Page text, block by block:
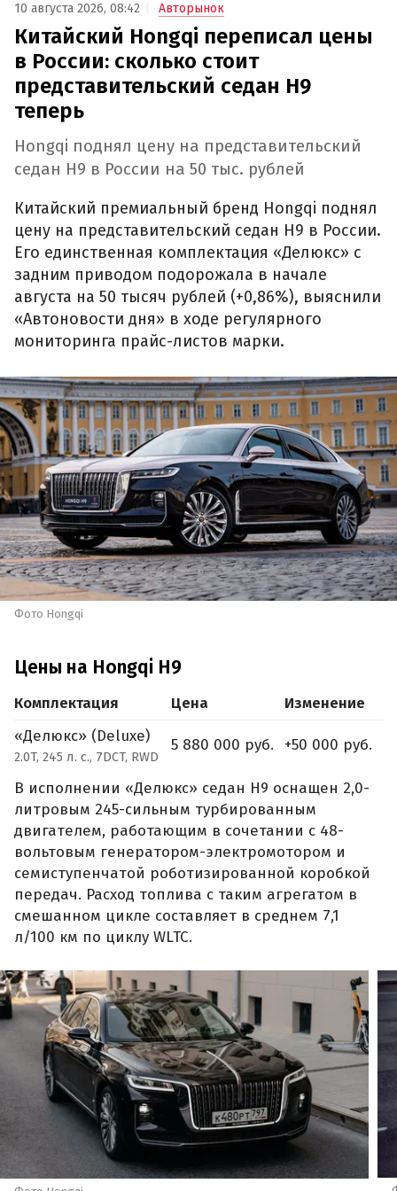
10 августа 2026, 08:42 Авторынок
Китайский Hongqi переписал цены
в России: сколько стоит
представительский седан H9
теперь
Hongqi поднял цену на представительский
седан H9 в России на 50 тыс. рублей
Китайский премиальный бренд Hongqi поднял
цену на представительский седан H9 в России.
Его единственная комплектация «Делюкс» с
задним приводом подорожала в начале
августа на 50 тысяч рублей (+0,86%), выяснили
«Автоновости дня» в ходе регулярного
мониторинга прайс-листов марки.
Фото Hongqi
Цены на Hongqi H9
Комплектация Цена
Изменение
«Делюкс» (Deluxe)
2.0T, 245 л. с., 7DCT, RWD
5 880 000 руб. +50 000 руб.
В исполнении «Делюкс» седан H9 оснащен 2,0-
литровым 245-сильным турбированным
двигателем, работающим в сочетании с 48-
вольтовым генератором-электромотором и
семиступенчатой роботизированной коробкой
передач. Расход топлива с таким агрегатом в
смешанном цикле составляет в среднем 7,1
л/100 км по циклу WLTC.